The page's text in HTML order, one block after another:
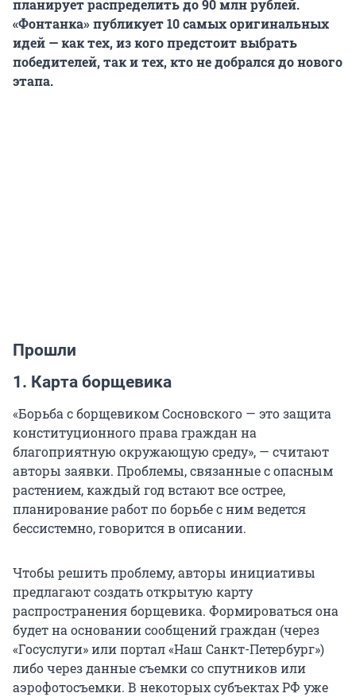
планирует распределить до 90 млн рублей.
«Фонтанка» публикует 10 самых оригинальных
идей — как тех, из кого предстоит выбрать
победителей, так и тех, кто не добрался до нового
этапа.
Прошли
1. Карта борщевика
«Борьба с борщевиком Сосновского — это защита
конституционного права граждан на
благоприятную окружающую среду», — считают
авторы заявки. Проблемы, связанные с опасным
растением, каждый год встают все острее,
планирование работ по борьбе с ним ведется
бессистемно, говорится в описании.
Чтобы решить проблему, авторы инициативы
предлагают создать открытую карту
распространения борщевика. Формироваться она
будет на основании сообщений граждан (через
«Госуслуги» или портал «Наш Санкт-Петербург»)
либо через данные съемки со спутников или
аэрофотосъемки. В некоторых субъектах РФ уже